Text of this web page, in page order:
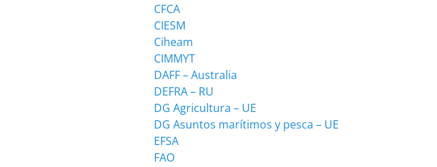
CFCA
CIESM
Ciheam
CIMMYT
DAFF – Australia
DEFRA – RU
DG Agricultura – UE
DG Asuntos marítimos y pesca – UE
EFSA
FAO